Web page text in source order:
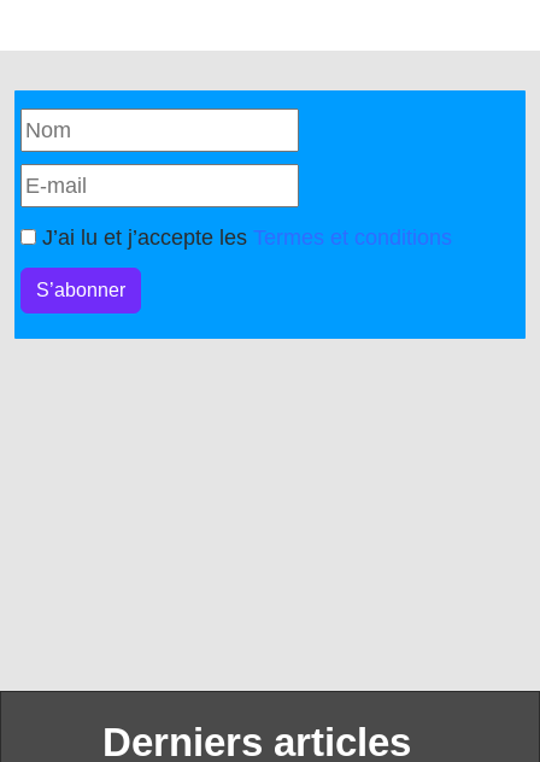
J’ai lu et j’accepte les Termes et conditions
S’abonner
Derniers articles